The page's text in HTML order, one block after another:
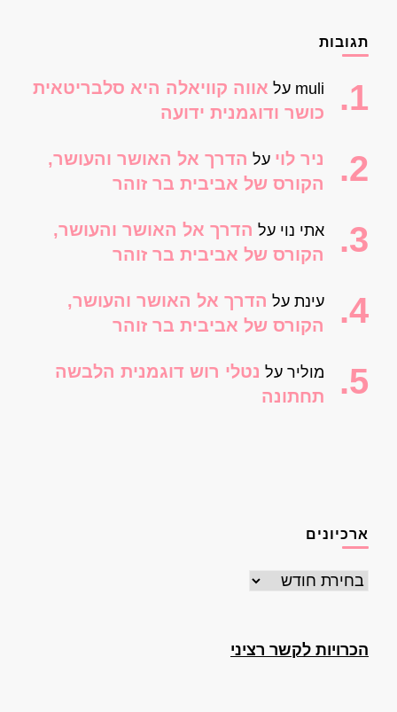
תגובות
muli על אווה קוויאלה היא סלבריטאית
כושר ודוגמנית ידועה
ניר לוי על הדרך אל האושר והעושר,
הקורס של אביבית בר זוהר
אתי נוי על הדרך אל האושר והעושר,
הקורס של אביבית בר זוהר
עינת על הדרך אל האושר והעושר,
הקורס של אביבית בר זוהר
מוליר על נטלי רוש דוגמנית הלבשה
תחתונה
ארכיונים
ארכיונים
הכרויות לקשר רציני